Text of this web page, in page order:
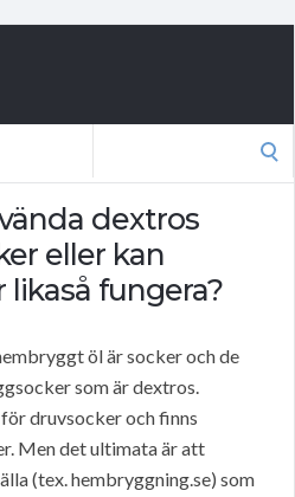
dextros
eller kan
fungera?
öl är socker och de
som är dextros.
druvsocker och finns
Men det ultimata är att
(tex. hembryggning.se) som